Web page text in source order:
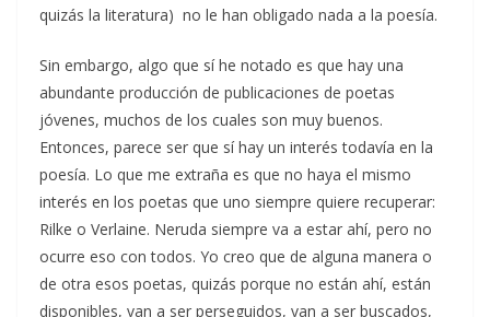
quizás la literatura) no le han obligado nada a la poesía.
Sin embargo, algo que sí he notado es que hay una
abundante producción de publicaciones de poetas
jóvenes, muchos de los cuales son muy buenos.
Entonces, parece ser que sí hay un interés todavía en la
poesía. Lo que me extraña es que no haya el mismo
interés en los poetas que uno siempre quiere recuperar:
Rilke o Verlaine. Neruda siempre va a estar ahí, pero no
ocurre eso con todos. Yo creo que de alguna manera o
de otra esos poetas, quizás porque no están ahí, están
disponibles, van a ser perseguidos, van a ser buscados,